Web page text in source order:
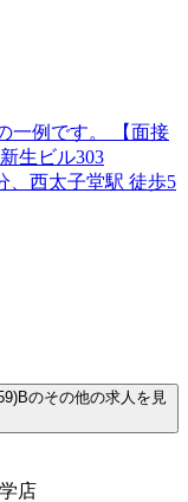
一例です。 【面接
生ビル303
、西太子堂駅 徒歩5
のその他の求人を見
店